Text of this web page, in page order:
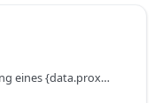
Dieser Leitfaden erklärt die Einrichtung eines {data.proxmox}-Clusters. Im Detail wird ein Cluster mit Ceph-Speicher und ein Zwei‑Knoten‑Cluster mit Quorum beschrieben.